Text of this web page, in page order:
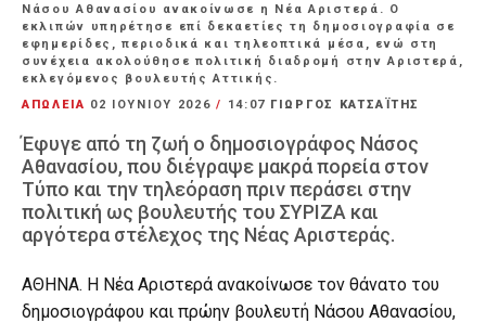
Νάσου Αθανασίου ανακοίνωσε η Νέα Αριστερά. Ο
εκλιπών υπηρέτησε επί δεκαετίες τη δημοσιογραφία σε
εφημερίδες, περιοδικά και τηλεοπτικά μέσα, ενώ στη
συνέχεια ακολούθησε πολιτική διαδρομή στην Αριστερά,
εκλεγόμενος βουλευτής Αττικής.
ΑΠΩΛΕΙΑ 02 ΙΟΥΝΊΟΥ 2026/ 14:07 ΓΙΩΡΓΟΣ ΚΑΤΣΑΪΤΗΣ
Έφυγε από τη ζωή ο δημοσιογράφος Νάσος
Αθανασίου, που διέγραψε μακρά πορεία στον
Τύπο και την τηλεόραση πριν περάσει στην
πολιτική ως βουλευτής του ΣΥΡΙΖΑ και
αργότερα στέλεχος της Νέας Αριστεράς.
ΑΘΗΝΑ. Η Νέα Αριστερά ανακοίνωσε τον θάνατο του
δημοσιογράφου και πρώην βουλευτή Νάσου Αθανασίου,